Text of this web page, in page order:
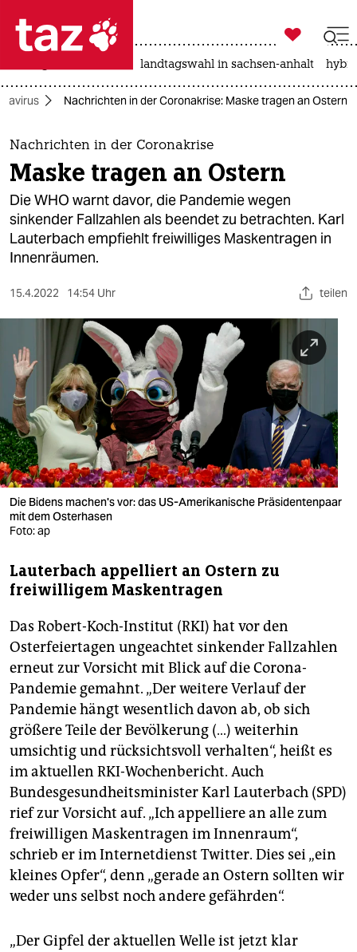
 taz zahl ich
taz zahl ich
themen
politik
öko
gesellschaft
kultur
sport
berlin
nord
wahrheit
verlag
verlag
veranstaltungen
fragen & hilfe
unterstützen
abo
genossenschaft
epaper login

taz zahl ich
landtagswahl in sachsen-anhalt
Nachrichten in der Coronakrise: Maske tragen an Ostern
Nachrichten in der Coronakrise
Maske tragen an Ostern
Die WHO warnt davor, die Pandemie wegen
sinkender Fallzahlen als beendet zu betrachten. Karl
Lauterbach empfiehlt freiwilliges Maskentragen in
Innenräumen.
15.4.2022 14:54 Uhr teilen
Die Bidens machen's vor: das US-Amerikanische Präsidentenpaar
mit dem Osterhasen
Foto: ap
Lauterbach appelliert an Ostern zu
freiwilligem Maskentragen
Das Robert-Koch-Institut (RKI) hat vor den
Osterfeiertagen ungeachtet sinkender Fallzahlen
erneut zur Vorsicht mit Blick auf die Corona-
Pandemie gemahnt. „Der weitere Verlauf der
Pandemie hängt wesentlich davon ab, ob sich
größere Teile der Bevölkerung (…) weiterhin
umsichtig und rücksichtsvoll verhalten“, heißt es
im aktuellen RKI-Wochenbericht. Auch
Bundesgesundheitsminister Karl Lauterbach (SPD)
rief zur Vorsicht auf. „Ich appelliere an alle zum
freiwilligen Maskentragen im Innenraum“,
schrieb er im Internetdienst Twitter. Dies sei „ein
kleines Opfer“, denn „gerade an Ostern sollten wir
weder uns selbst noch andere gefährden“.
„Der Gipfel der aktuellen Welle ist jetzt klar